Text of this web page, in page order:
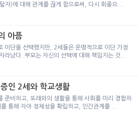
자)에 대해 관계를 끊게 함으로써, 다시 회중으...
아픔
이단을 선택했지만, 2세들은 운명적으로 이단 가정
라났다. 부모는 자신의 선택에 대해 책임지는 것...
인 2세와 학교생활
준비하고, 또래와의 생활을 통해 사회를 미리 경험하
통해 자아 정체성을 확립하고, 인간관계를 ...